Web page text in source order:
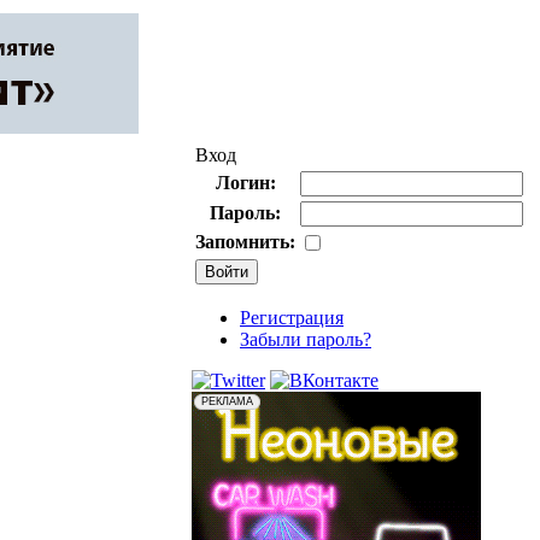
Вход
Логин:
Пароль:
Запомнить:
Регистрация
Забыли пароль?